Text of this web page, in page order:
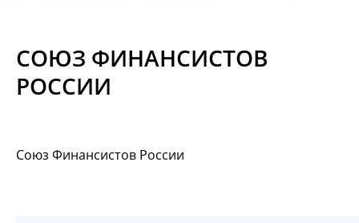
Материалы
СОЮЗ ФИНАНСИСТОВ
РОССИИ
Союз Финансистов России